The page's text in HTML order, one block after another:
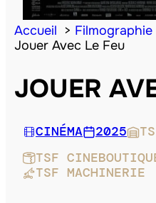
Accueil Filmographie
Jouer Avec Le Feu
JOUER
CINÉMA 2025
TSF
TSF MACHINERIE